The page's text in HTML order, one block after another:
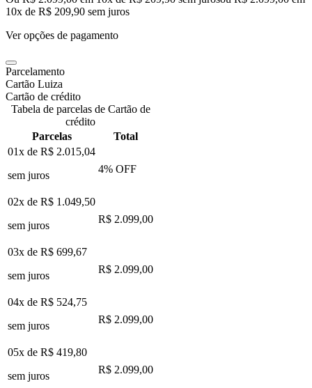
10x de R$ 209,90 sem juros
Ver opções de pagamento
Parcelamento
Cartão Luiza
Cartão de crédito
Tabela de parcelas de Cartão de
crédito
Parcelas
Total
01x de R$ 2.015,04
sem juros
4% OFF
02x de R$ 1.049,50
sem juros
R$ 2.099,00
03x de R$ 699,67
sem juros
R$ 2.099,00
04x de R$ 524,75
sem juros
R$ 2.099,00
05x de R$ 419,80
sem juros
R$ 2.099,00